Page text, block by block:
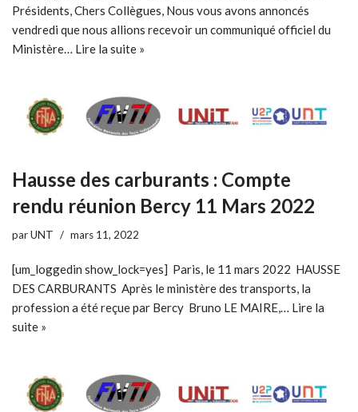
Présidents, Chers Collègues, Nous vous avons annoncés
vendredi que nous allions recevoir un communiqué officiel du
Ministère… Lire la suite »
Hausse des carburants : Compte
rendu réunion Bercy 11 Mars 2022
parUNT mars 11, 2022
[um_loggedin show_lock=yes] Paris, le 11 mars 2022 HAUSSE
DES CARBURANTS Après le ministère des transports, la
profession a été reçue par Bercy Bruno LE MAIRE,… Lire la
suite »